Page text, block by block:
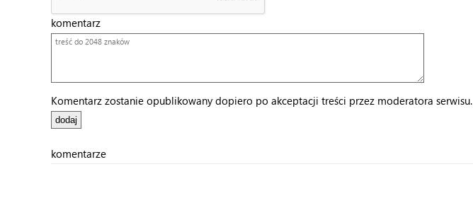
komentarz
Komentarz zostanie opublikowany dopiero po akceptacji treści przez moderatora serwisu.
komentarze